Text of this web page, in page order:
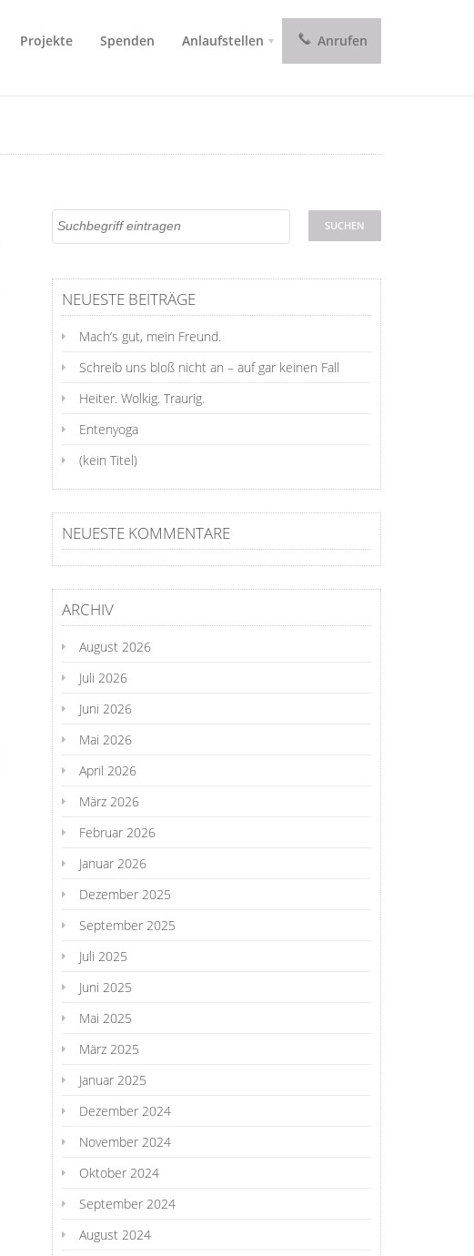
Projekte Spenden Anlaufstellen Anrufen
NEUESTE BEITRÄGE
Mach’s gut, mein Freund.
Schreib uns bloß nicht an – auf gar keinen Fall
Heiter. Wolkig. Traurig.
Entenyoga
(kein Titel)
NEUESTE KOMMENTARE
ARCHIV
August 2026
Juli 2026
Juni 2026
Mai 2026
April 2026
März 2026
Februar 2026
Januar 2026
Dezember 2025
September 2025
Juli 2025
Juni 2025
Mai 2025
März 2025
Januar 2025
Dezember 2024
November 2024
Oktober 2024
September 2024
August 2024